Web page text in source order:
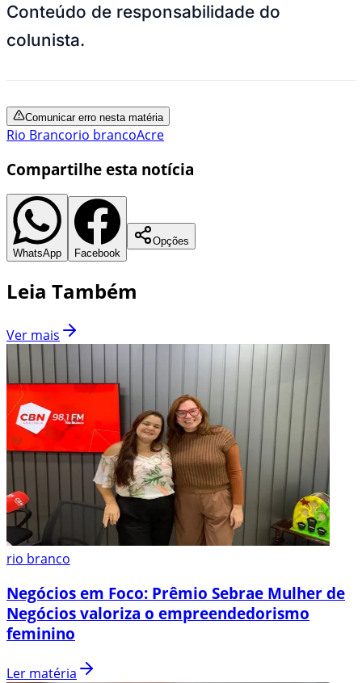
Conteúdo de responsabilidade do
colunista.
Comunicar erro nesta matéria
Rio Brancorio brancoAcre
Compartilhe esta notícia
WhatsApp Facebook
Opções
Leia Também
Ver mais
rio branco
Negócios em Foco: Prêmio Sebrae Mulher de
Negócios valoriza o empreendedorismo
feminino
Ler matéria